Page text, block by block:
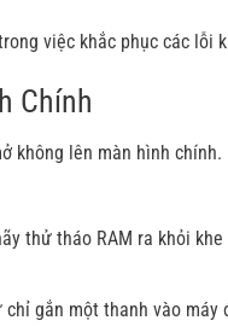
việc khắc phục các lỗi
Chính
không lên màn hình chính.
thử tháo RAM ra khỏi
gắn một thanh vào máy